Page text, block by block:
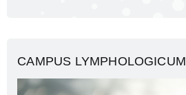
CAMPUS LYMPHOLOGICUM